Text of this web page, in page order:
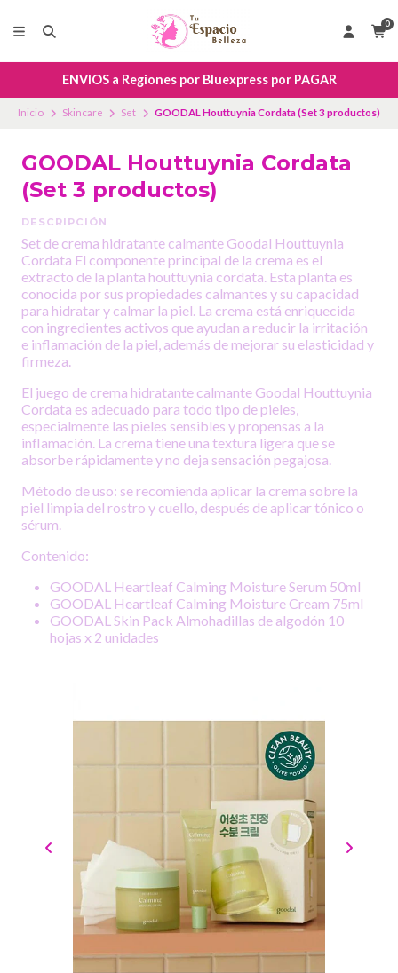
0
ENVIOS a Regiones por Bluexpress por PAGAR
Inicio Skincare Set GOODAL Houttuynia Cordata (Set 3 productos)
GOODAL Houttuynia Cordata
(Set 3 productos)
DESCRIPCIÓN
Set de crema hidratante calmante Goodal Houttuynia
Cordata El componente principal de la crema es el
extracto de la planta houttuynia cordata. Esta planta es
conocida por sus propiedades calmantes y su capacidad
para hidratar y calmar la piel. La crema está enriquecida
con ingredientes activos que ayudan a reducir la irritación
e inflamación de la piel, además de mejorar su elasticidad y
firmeza.
El juego de crema hidratante calmante Goodal Houttuynia
Cordata es adecuado para todo tipo de pieles,
especialmente las pieles sensibles y propensas a la
inflamación. La crema tiene una textura ligera que se
absorbe rápidamente y no deja sensación pegajosa.
Método de uso: se recomienda aplicar la crema sobre la
piel limpia del rostro y cuello, después de aplicar tónico o
sérum.
Contenido:
GOODAL Heartleaf Calming Moisture Serum 50ml
GOODAL Heartleaf Calming Moisture Cream 75ml
GOODAL Skin Pack Almohadillas de algodón 10
hojas x 2 unidades